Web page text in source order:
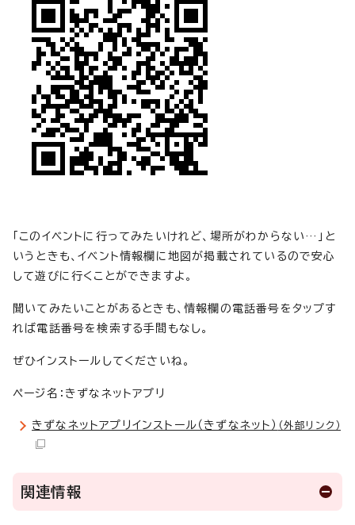
「このイベントに行ってみたいけれど、場所がわからない…」と
いうときも、イベント情報欄に地図が掲載されているので安心
して遊びに行くことができますよ。
聞いてみたいことがあるときも、情報欄の電話番号をタップす
れば電話番号を検索する手間もなし。
ぜひインストールしてくださいね。
ページ名：きずなネットアプリ
きずなネットアプリインストール（きずなネット） （外部リンク）
関連情報